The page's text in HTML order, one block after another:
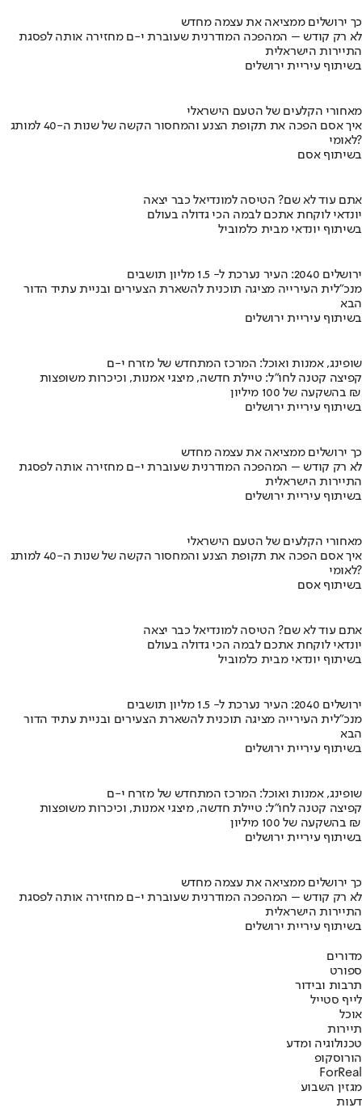
כך ירושלים ממציאה את עצמה מחדש
לא רק קודש – המהפכה המודרנית שעוברת י-ם מחזירה אותה לפסגת
התיירות הישראלית
בשיתוף עיריית ירושלים
מאחורי הקלעים של הטעם הישראלי
איך אסם הפכה את תקופת הצנע והמחסור הקשה של שנות ה-40 למותג
לאומי?
בשיתוף אסם
אתם עוד לא שם? הטיסה למונדיאל כבר יצאה
יונדאי לוקחת אתכם לבמה הכי גדולה בעולם
בשיתוף יונדאי מבית כלמוביל
ירושלים 2040: העיר נערכת ל- 1.5 מליון תושבים
מנכ"לית העירייה מציגה תוכנית להשארת הצעירים ובניית עתיד הדור
הבא
בשיתוף עיריית ירושלים
שופינג, אמנות ואוכל: המרכז המתחדש של מזרח י-ם
קפיצה קטנה לחו"ל: טיילת חדשה, מיצגי אמנות, וכיכרות משופצות
בהשקעה של 100 מיליון ₪
בשיתוף עיריית ירושלים
כך ירושלים ממציאה את עצמה מחדש
לא רק קודש – המהפכה המודרנית שעוברת י-ם מחזירה אותה לפסגת
התיירות הישראלית
בשיתוף עיריית ירושלים
מאחורי הקלעים של הטעם הישראלי
איך אסם הפכה את תקופת הצנע והמחסור הקשה של שנות ה-40 למותג
לאומי?
בשיתוף אסם
אתם עוד לא שם? הטיסה למונדיאל כבר יצאה
יונדאי לוקחת אתכם לבמה הכי גדולה בעולם
בשיתוף יונדאי מבית כלמוביל
ירושלים 2040: העיר נערכת ל- 1.5 מליון תושבים
מנכ"לית העירייה מציגה תוכנית להשארת הצעירים ובניית עתיד הדור
הבא
בשיתוף עיריית ירושלים
שופינג, אמנות ואוכל: המרכז המתחדש של מזרח י-ם
קפיצה קטנה לחו"ל: טיילת חדשה, מיצגי אמנות, וכיכרות משופצות
בהשקעה של 100 מיליון ₪
בשיתוף עיריית ירושלים
כך ירושלים ממציאה את עצמה מחדש
לא רק קודש – המהפכה המודרנית שעוברת י-ם מחזירה אותה לפסגת
התיירות הישראלית
בשיתוף עיריית ירושלים
מדורים
ספורט
תרבות ובידור
לייף סטייל
אוכל
תיירות
טכנולוגיה ומדע
הורוסקופ
ForReal
מגזין השבוע
דעות